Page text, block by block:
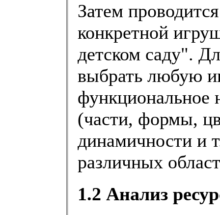
Затем
конкретной
детском саду".
выбрать любую
функциональное
(части, формы,
динамичности и
различных
1.2 Анализ